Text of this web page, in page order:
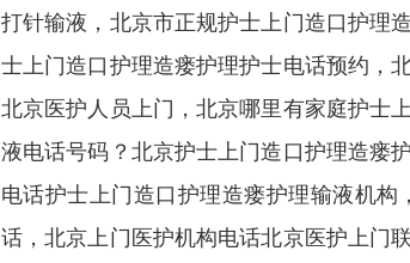
打针输液，北京市正规护士上门造口护理
士上门造口护理造瘘护理护士电话预约，
北京医护人员上门，北京哪里有家庭护士
液电话号码？北京护士上门造口护理造瘘
电话护士上门造口护理造瘘护理输液机
话，北京上门医护机构电话北京医护上门